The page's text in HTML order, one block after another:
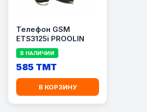
Телефон GSM
ETS3125i PROOLIN
В НАЛИЧИИ
585 TMT
В КОРЗИНУ